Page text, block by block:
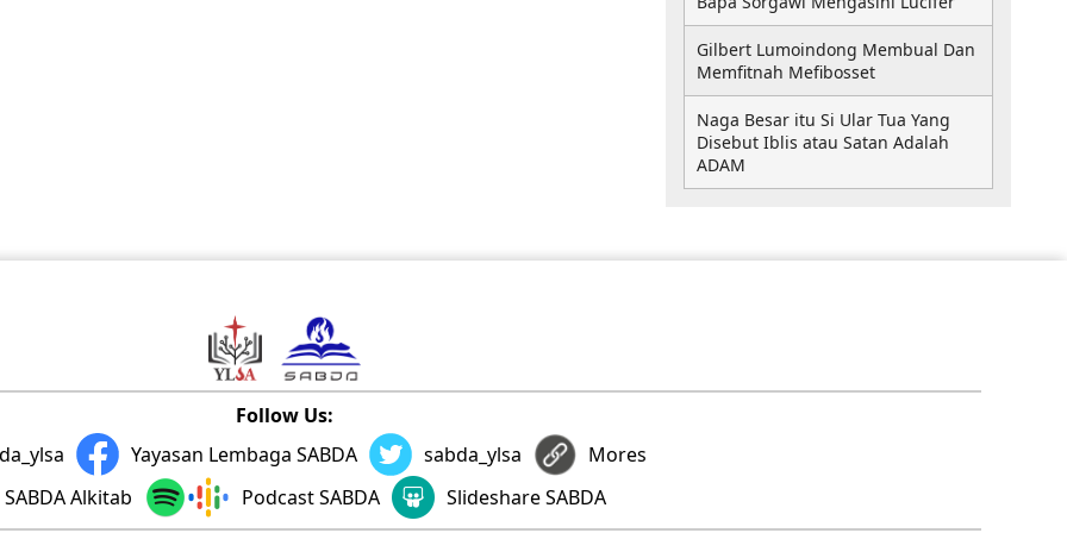
Gilbert Lumoindong Membual Dan
Memfitnah Mefibosset
Naga Besar itu Si Ular Tua Yang
Disebut Iblis atau Satan Adalah
ADAM
Follow Us:
Yayasan Lembaga SABDA sabda_ylsa
Mores
SABDA Alkitab
Podcast SABDA Slideshare SABDA